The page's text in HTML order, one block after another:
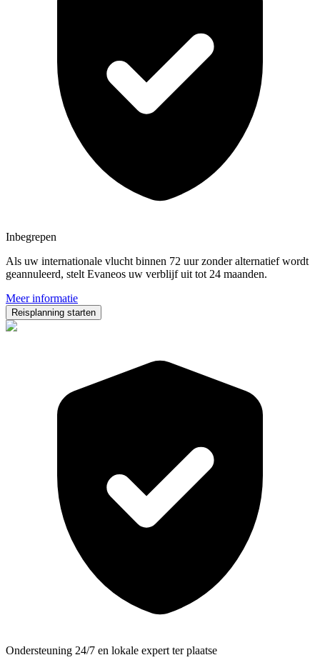
Inbegrepen
Als uw internationale vlucht binnen 72 uur zonder alternatief wordt
geannuleerd, stelt Evaneos uw verblijf uit tot 24 maanden.
Meer informatie
Reisplanning starten
Ondersteuning 24/7 en lokale expert ter plaatse